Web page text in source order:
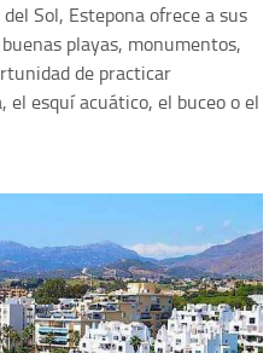
Sol, Estepona ofrece a sus
playas, monumentos,
de practicar
el esquí acuático, el buceo o el